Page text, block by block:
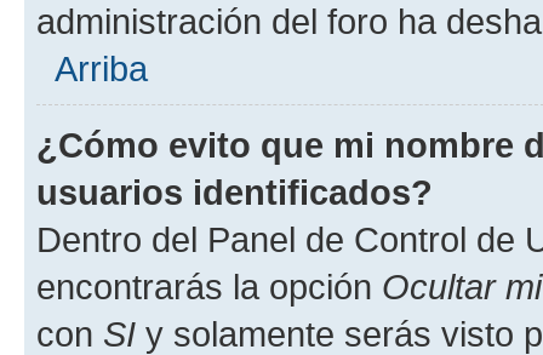
administración del foro ha
Arriba
¿Cómo evito que mi nombre
usuarios identificados?
Dentro del Panel de Control de
encontrarás la opción Ocultar
con SI y solamente serás visto